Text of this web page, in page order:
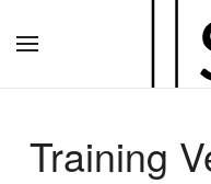
Hauptinhalt
Training